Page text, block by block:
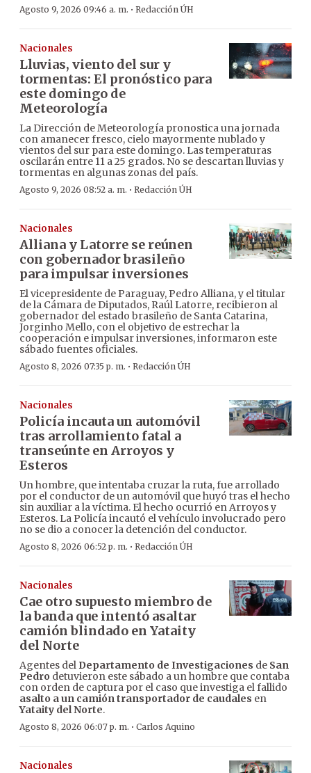
Agosto 9, 2026 09:46 a. m. · Redacción ÚH
Nacionales
Lluvias, viento del sur y
tormentas: El pronóstico para
este domingo de
Meteorología
La Dirección de Meteorología pronostica una jornada
con amanecer fresco, cielo mayormente nublado y
vientos del sur para este domingo. Las temperaturas
oscilarán entre 11 a 25 grados. No se descartan lluvias y
tormentas en algunas zonas del país.
Agosto 9, 2026 08:52 a. m. · Redacción ÚH
Nacionales
Alliana y Latorre se reúnen
con gobernador brasileño
para impulsar inversiones
El vicepresidente de Paraguay, Pedro Alliana, y el titular
de la Cámara de Diputados, Raúl Latorre, recibieron al
gobernador del estado brasileño de Santa Catarina,
Jorginho Mello, con el objetivo de estrechar la
cooperación e impulsar inversiones, informaron este
sábado fuentes oficiales.
Agosto 8, 2026 07:35 p. m. · Redacción ÚH
Nacionales
Policía incauta un automóvil
tras arrollamiento fatal a
transeúnte en Arroyos y
Esteros
Un hombre, que intentaba cruzar la ruta, fue arrollado
por el conductor de un automóvil que huyó tras el hecho
sin auxiliar a la víctima. El hecho ocurrió en Arroyos y
Esteros. La Policía incautó el vehículo involucrado pero
no se dio a conocer la detención del conductor.
Agosto 8, 2026 06:52 p. m. · Redacción ÚH
Nacionales
Cae otro supuesto miembro de
la banda que intentó asaltar
camión blindado en Yataity
del Norte
Agentes del Departamento de Investigaciones de San
Pedro detuvieron este sábado a un hombre que contaba
con orden de captura por el caso que investiga el fallido
asalto a un camión transportador de caudales en
Yataity del Norte.
Agosto 8, 2026 06:07 p. m. · Carlos Aquino
Nacionales